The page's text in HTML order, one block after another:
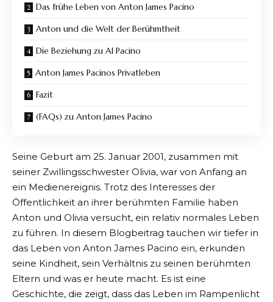
Das frühe Leben von Anton James Pacino
Anton und die Welt der Berühmtheit
Die Beziehung zu Al Pacino
Anton James Pacinos Privatleben
Fazit
(FAQs) zu Anton James Pacino
Seine Geburt am 25. Januar 2001, zusammen mit
seiner Zwillingsschwester Olivia, war von Anfang an
ein Medienereignis. Trotz des Interesses der
Öffentlichkeit an ihrer berühmten Familie haben
Anton und Olivia versucht, ein relativ normales Leben
zu führen. In diesem Blogbeitrag tauchen wir tiefer in
das Leben von Anton James Pacino ein, erkunden
seine Kindheit, sein Verhältnis zu seinen berühmten
Eltern und was er heute macht. Es ist eine
Geschichte, die zeigt, dass das Leben im Rampenlicht